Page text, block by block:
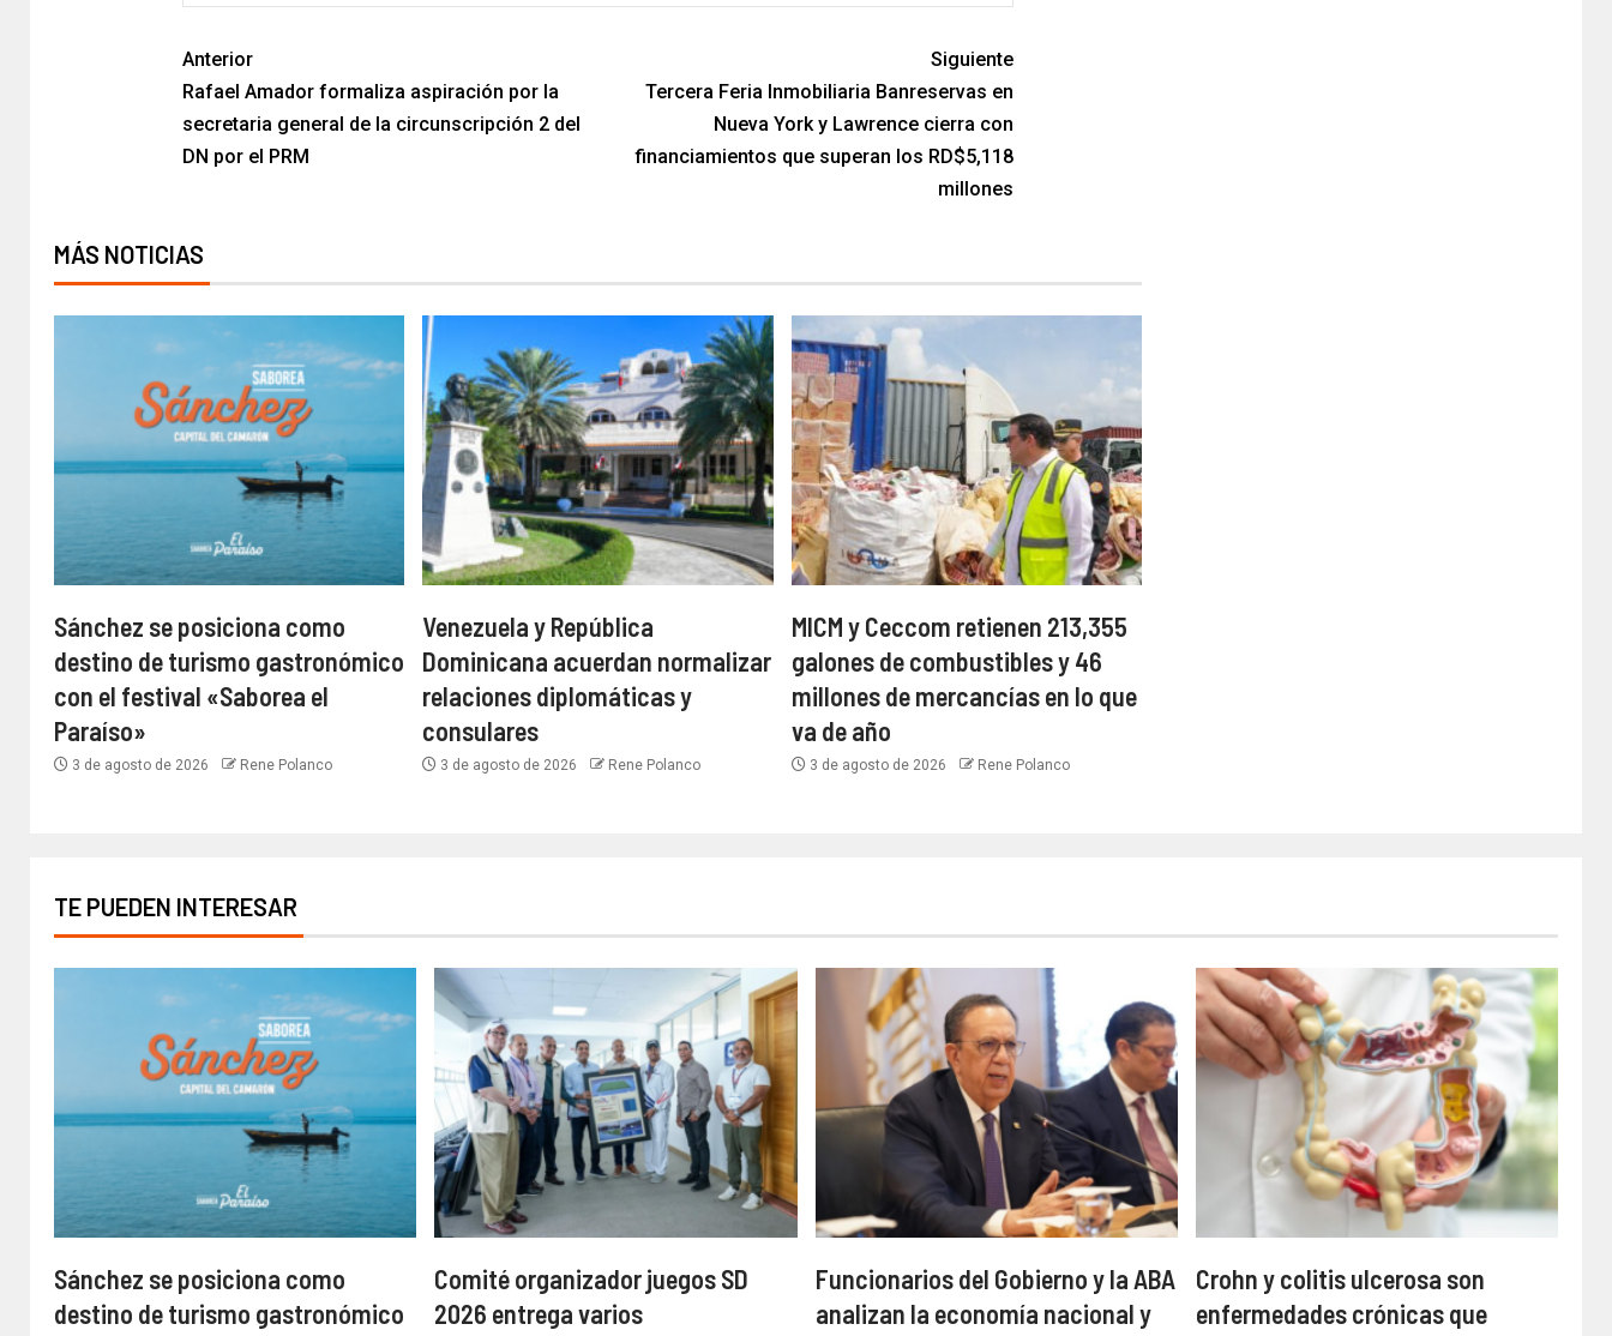
Anterior
Rafael Amador formaliza aspiración por la
secretaria general de la circunscripción 2 del
DN por el PRM
Siguiente
Tercera Feria Inmobiliaria Banreservas en
Nueva York y Lawrence cierra con
financiamientos que superan los RD$5,118
millones
MÁS NOTICIAS
Sánchez se posiciona como
destino de turismo gastronómico
con el festival «Saborea el
Paraíso»
3 de agosto de 2026 Rene Polanco
Venezuela y República
Dominicana acuerdan normalizar
relaciones diplomáticas y
consulares
3 de agosto de 2026 Rene Polanco
MICM y Ceccom retienen 213,355
galones de combustibles y 46
millones de mercancías en lo que
va de año
3 de agosto de 2026 Rene Polanco
TE PUEDEN INTERESAR
Sánchez se posiciona como
destino de turismo gastronómico
Comité organizador juegos SD
2026 entrega varios
Funcionarios del Gobierno y la ABA
analizan la economía nacional y
Crohn y colitis ulcerosa son
enfermedades crónicas que